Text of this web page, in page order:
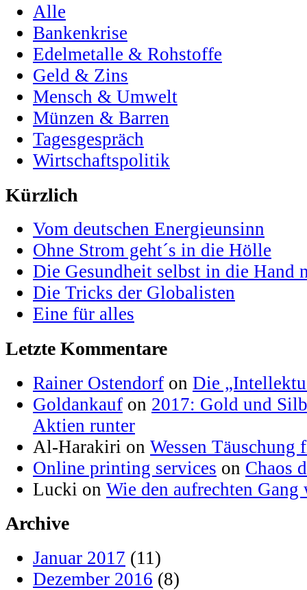
Alle
Bankenkrise
Edelmetalle & Rohstoffe
Geld & Zins
Mensch & Umwelt
Münzen & Barren
Tagesgespräch
Wirtschaftspolitik
Kürzlich
Vom deutschen Energieunsinn
Ohne Strom geht´s in die Hölle
Die Gesundheit selbst in die Hand
Die Tricks der Globalisten
Eine für alles
Letzte Kommentare
Rainer Ostendorf on Die
Goldankauf on 2017: Gold und
Aktien runter
Al-Harakiri on Wessen
Online printing services on Chaos
Lucki on Wie den aufrechten
Archive
Januar 2017 (11)
Dezember 2016 (8)